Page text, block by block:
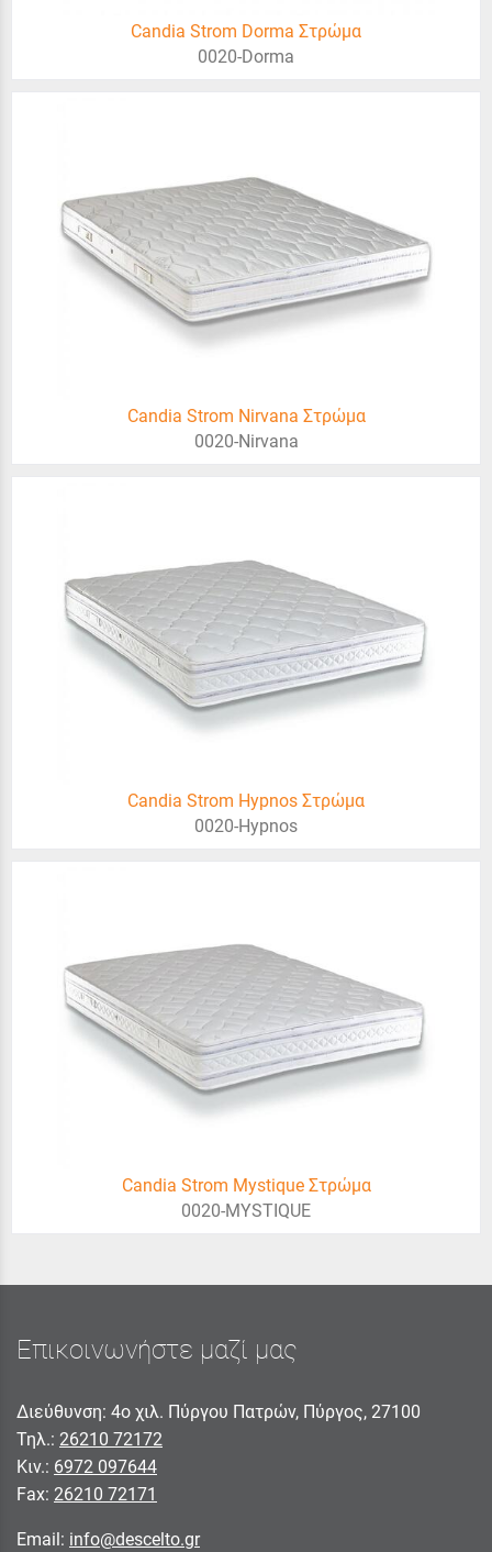
Candia Strom Dorma Στρώμα
0020-Dorma
Candia Strom Nirvana Στρώμα
0020-Nirvana
Candia Strom Hypnos Στρώμα
0020-Hypnos
Candia Strom Mystique Στρώμα
0020-MYSTIQUE
Επικοινωνήστε μαζί μας
Διεύθυνση: 4ο χιλ. Πύργου Πατρών, Πύργος, 27100
Τηλ.: 26210 72172
Κιν.: 6972 097644
Fax: 26210 72171
Email: info@descelto.gr